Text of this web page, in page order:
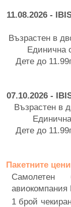
11.08.2026 -
Възрастен в
Единична
Дете до
07.10.2026 -
Възрастен в
Дете до
Пакетните
Самолетен
авиокомпания
1 брой